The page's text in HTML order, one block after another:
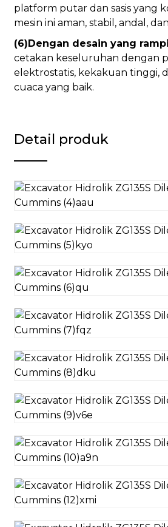
platform putar dan sasis yang
mesin ini aman, stabil, andal,
(6)Dengan desain yang
cetakan keseluruhan dengan
elektrostatis, kekakuan tinggi,
cuaca yang baik.
Detail produk